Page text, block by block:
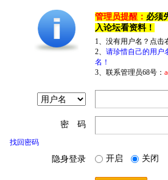
管理员提醒： 必须
入论坛看资料！
1、没有用户名？点
2、 请珍惜自己的用户
名！
3、联系管理员68号：
密 码
找回密码
隐身登录 开启 关闭